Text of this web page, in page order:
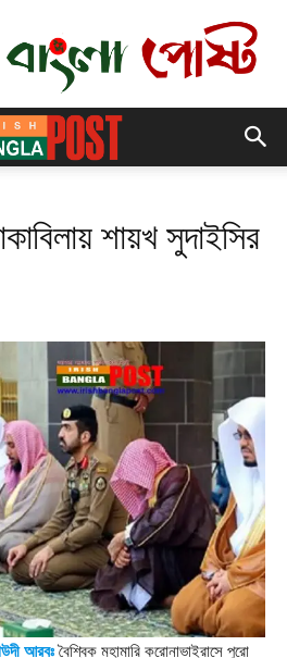
শায়খ সুদাইসির
আরবঃবৈশ্বিক মহামারি করোনাভাইরাসে পুরো